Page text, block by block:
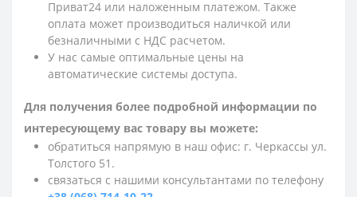
Приват24 или наложенным платежом. Также
оплата может производиться наличкой или
безналичными с НДС расчетом.
У нас самые оптимальные цены на
автоматические системы доступа.
Для получения более подробной информации по
интересующему вас товару вы можете:
обратиться напрямую в наш офис: г. Черкассы ул.
Толстого 51.
связаться с нашими консультантами по телефону